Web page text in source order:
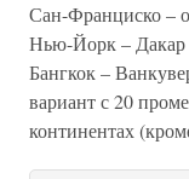
Сан-Франциско –
Нью-Йорк – Дакар
Бангкок –
вариант с 20
континентах